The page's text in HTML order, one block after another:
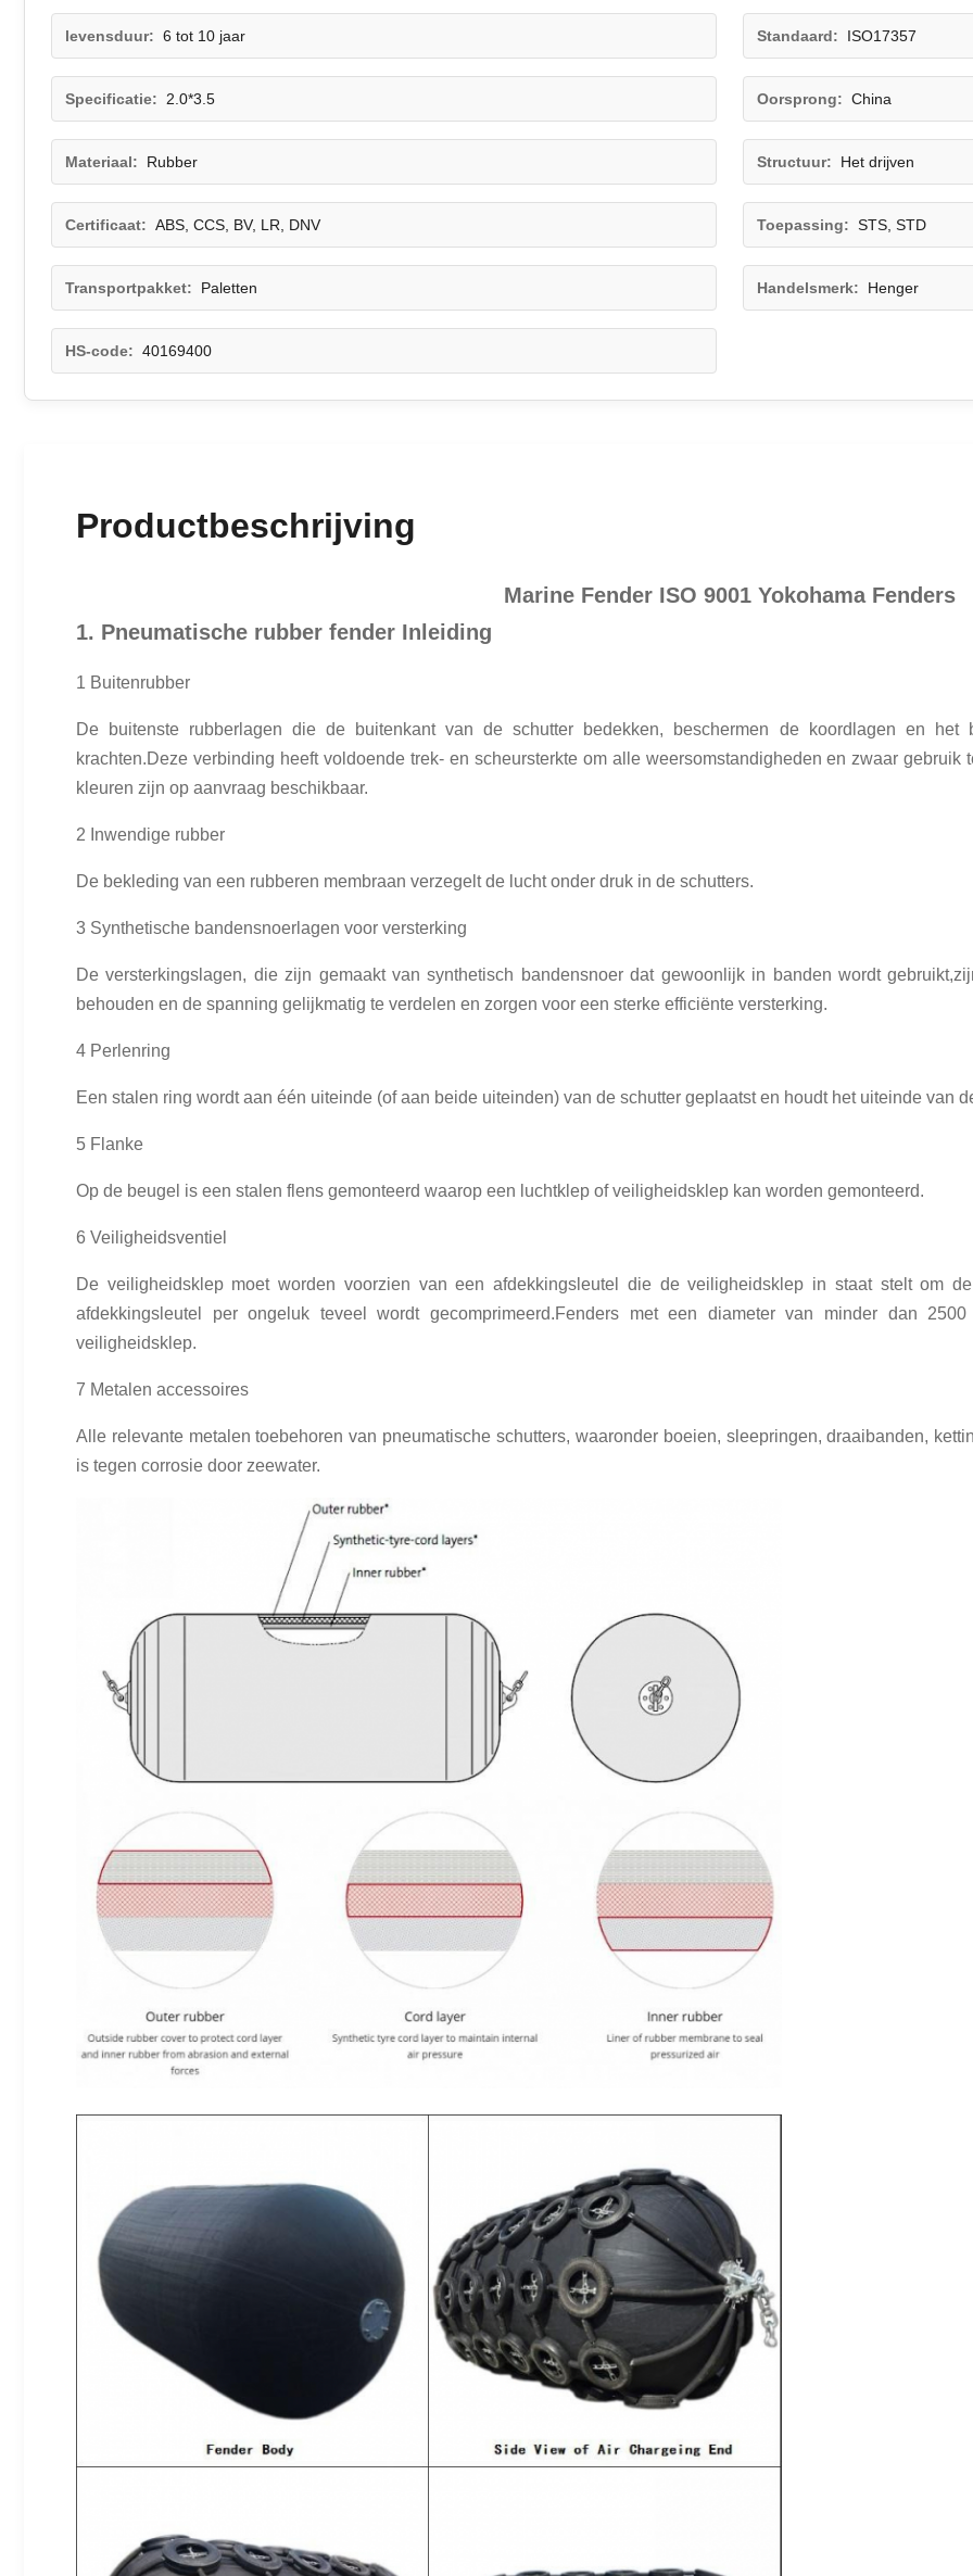
levensduur: 6 tot 10 jaar Standaard: ISO17357
Specificatie: 2.0*3.5 Oorsprong: China
Materiaal: Rubber Structuur: Het drijven
Certificaat: ABS, CCS, BV, LR, DNV Toepassing: STS, STD
Transportpakket: Paletten Handelsmerk: Henger
HS-code: 40169400
Productbeschrijving
Marine Fender ISO 9001 Yokohama Fenders
1. Pneumatische rubber fender Inleiding
1 Buitenrubber
De buitenste rubberlagen die de buitenkant van de schutter bedekken, beschermen de koordlagen en
krachten.Deze verbinding heeft voldoende trek- en scheursterkte om alle weersomstandigheden en zwaar
kleuren zijn op aanvraag beschikbaar.
2 Inwendige rubber
De bekleding van een rubberen membraan verzegelt de lucht onder druk in de schutters.
3 Synthetische bandensnoerlagen voor versterking
De versterkingslagen, die zijn gemaakt van synthetisch bandensnoer dat gewoonlijk in banden wordt
behouden en de spanning gelijkmatig te verdelen en zorgen voor een sterke efficiënte versterking.
4 Perlenring
Een stalen ring wordt aan één uiteinde (of aan beide uiteinden) van de schutter geplaatst en houdt het uiteinde van
5 Flanke
Op de beugel is een stalen flens gemonteerd waarop een luchtklep of veiligheidsklep kan worden gemonteerd.
6 Veiligheidsventiel
De veiligheidsklep moet worden voorzien van een afdekkingsleutel die de veiligheidsklep in staat stelt om
afdekkingsleutel per ongeluk teveel wordt gecomprimeerd.Fenders met een diameter van minder dan
veiligheidsklep.
7 Metalen accessoires
Alle relevante metalen toebehoren van pneumatische schutters, waaronder boeien, sleepringen, draaibanden,
is tegen corrosie door zeewater.